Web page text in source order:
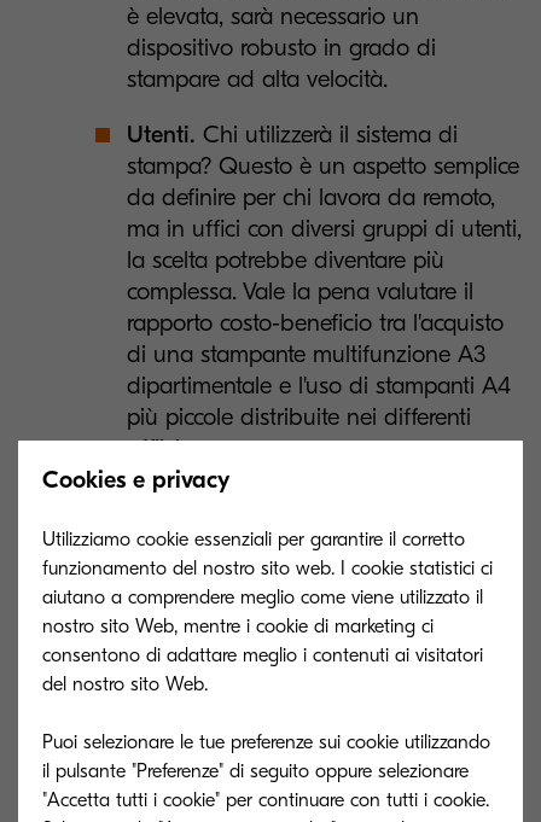
è elevata, sarà necessario un
dispositivo robusto in grado di
stampare ad alta velocità.
Utenti. Chi utilizzerà il sistema di
stampa? Questo è un aspetto semplice
da definire per chi lavora da remoto,
ma in uffici con diversi gruppi di utenti,
la scelta potrebbe diventare più
complessa. Vale la pena valutare il
rapporto costo-beneficio tra l'acquisto
di una stampante multifunzione A3
dipartimentale e l'uso di stampanti A4
più piccole distribuite nei differenti
uffiici.
stampa a colori è frequente o se
preferisci stampare solo in bianco e
nero. Devi scansionare documenti o
inviare fax durante la tua giornata
lavorativa? La natura della tua attività
e le esigenze di produttività
scelta del sistema documentale.
Cookies e privacy
Utilizziamo cookie essenziali per garantire il corretto
funzionamento del nostro sito web. I cookie statistici ci
aiutano a comprendere meglio come viene utilizzato il
nostro sito Web, mentre i cookie di marketing ci
consentono di adattare meglio i contenuti ai visitatori
del nostro sito Web.
Puoi selezionare le tue preferenze sui cookie utilizzando
il pulsante "Preferenze" di seguito oppure selezionare
"Accetta tutti i cookie" per continuare con tutti i cookie.